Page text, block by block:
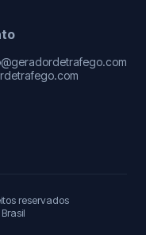
reservados